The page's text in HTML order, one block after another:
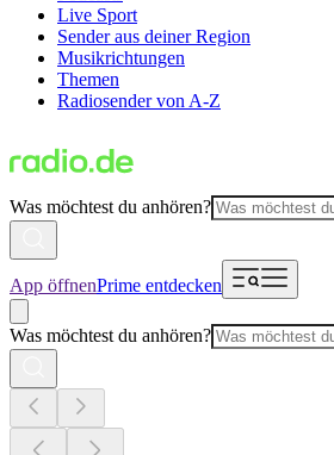
Live Sport
Sender aus deiner Region
Musikrichtungen
Themen
Radiosender von A-Z
Was möchtest du anhören?
App öffnenPrime entdecken
Was möchtest du anhören?